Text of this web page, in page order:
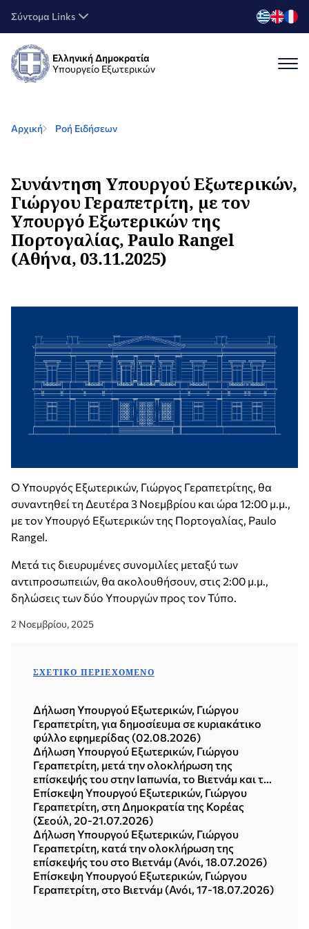
Σύντομα Links
Ελληνική Δημοκρατία
Υπουργείο Εξωτερικών
Αρχική Ροή Ειδήσεων
Συνάντηση Υπουργού Εξωτερικών,
Γιώργου Γεραπετρίτη, με τον
Υπουργό Εξωτερικών της
Πορτογαλίας, Paulo Rangel
(Αθήνα, 03.11.2025)
Ο Υπουργός Εξωτερικών, Γιώργος Γεραπετρίτης, θα
συναντηθεί τη Δευτέρα 3 Νοεμβρίου και ώρα 12:00 μ.μ.,
με τον Υπουργό Εξωτερικών της Πορτογαλίας, Paulo
Rangel.
Μετά τις διευρυμένες συνομιλίες μεταξύ των
αντιπροσωπειών, θα ακολουθήσουν, στις 2:00 μ.μ.,
δηλώσεις των δύο Υπουργών προς τον Τύπο.
2 Νοεμβρίου, 2025
ΣΧΕΤΙΚΌ ΠΕΡΙΕΧΌΜΕΝΟ
Δήλωση Υπουργού Εξωτερικών, Γιώργου
Γεραπετρίτη, για δημοσίευμα σε κυριακάτικο
φύλλο εφημερίδας (02.08.2026)
Δήλωση Υπουργού Εξωτερικών, Γιώργου
Γεραπετρίτη, μετά την ολοκλήρωση της
επίσκεψής του στην Ιαπωνία, το Βιετνάμ και τη
Δημοκρατία της Κορέας (Σεούλ, 21.07.2026)
Επίσκεψη Υπουργού Εξωτερικών, Γιώργου
Γεραπετρίτη, στη Δημοκρατία της Κορέας
(Σεούλ, 20-21.07.2026)
Δήλωση Υπουργού Εξωτερικών, Γιώργου
Γεραπετρίτη, κατά την ολοκλήρωση της
επίσκεψής του στο Βιετνάμ (Ανόι, 18.07.2026)
Επίσκεψη Υπουργού Εξωτερικών, Γιώργου
Γεραπετρίτη, στο Βιετνάμ (Ανόι, 17-18.07.2026)